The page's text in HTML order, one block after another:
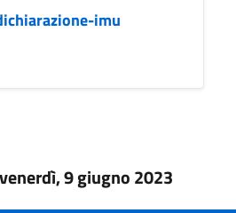
imu
venerdì, 9 giugno 2023